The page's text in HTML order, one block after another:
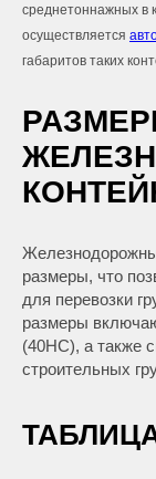
среднетоннажных в
осуществляется
габаритов таких
размеры, что
для перевозки
размеры
(40HC), а также
строительных